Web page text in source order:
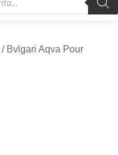
/ Bvlgari Aqva Pour